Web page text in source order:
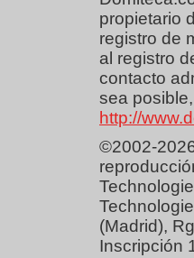
propietario
registro de
al registro
contacto
sea
http://
©2002-
(Madrid),
Inscripción